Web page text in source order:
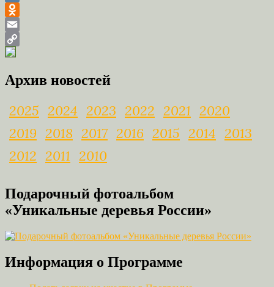
VK
Odnoklassniki
Email
Copy
Архив новостей
2025 2024 2023 2022 2021
2020
2019 2018 2017 2016 2015 2014 2013
2012 2011 2010
Подарочный фотоальбом
«Уникальные деревья России»
Информация о Программе